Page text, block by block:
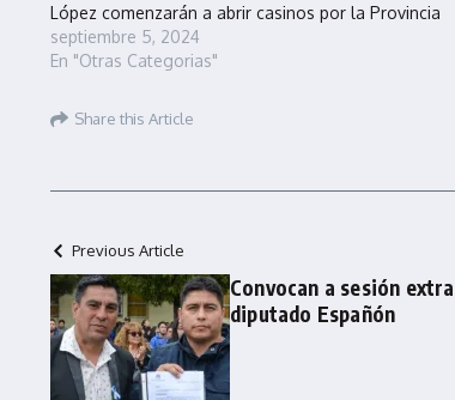
López comenzarán a abrir casinos por la Provincia
septiembre 5, 2024
En "Otras Categorias"
Share this Article
Previous Article
Convocan a sesión
diputado Españón